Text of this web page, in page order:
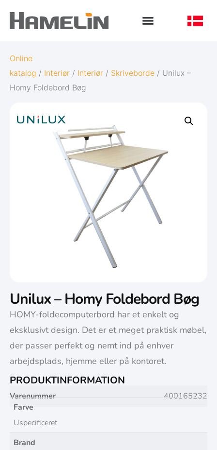
Online
katalog / Interiør / Interiør / Skriveborde / Unilux –
Homy Foldebord Bøg
Unilux – Homy Foldebord Bøg
HOMY-foldecomputerbord har et enkelt og
eksklusivt design. Det er et meget praktisk møbel,
der passer perfekt og nemt ind på enhver
arbejdsplads, hjemme eller på kontoret.
PRODUKTINFORMATION
Varenummer
400165232
Farve
Uspecificeret
Brand